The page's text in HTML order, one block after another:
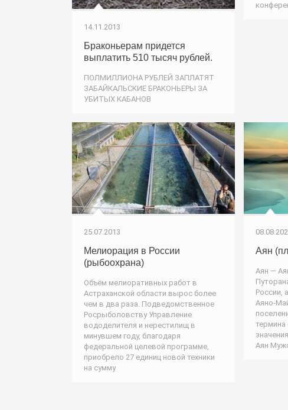
14.11.2013
Браконьерам придется
выплатить 510 тысяч рублей.
ПОЛМИЛЛИОНА РУБЛЕЙ ЗАПЛАТЯТ
ЗАБАЙКАЛЬСКИЕ БРАКОНЬЕРЫ ЗА
УБИТЫХ КАБАНОВ
25.07.2013
Мелиорация в России
(рыбоохрана)
Объём мелиоративных работ в
Астраханской области вырос более
чем в два раза. Подведомственное
Росрыболовству Управление
вододелителя и нерестилищ в
минувшем году, благодаря
федеральной целевой программе,
приобрело 27 единиц новой техники
на сумму
Аян
Аян —
России,
Аяно-
термина
Аян